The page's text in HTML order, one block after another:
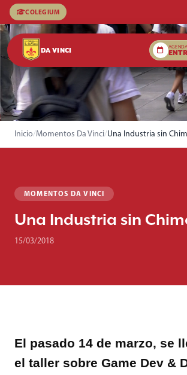
COLEGIUM
DA VINCI
Inicio/Momentos Da Vinci/Una Industria sin
MOMENTOS DA VINCI
Una Industria sin
15/03/2018
El pasado 14 de marzo, se
el taller sobre Game Dev &